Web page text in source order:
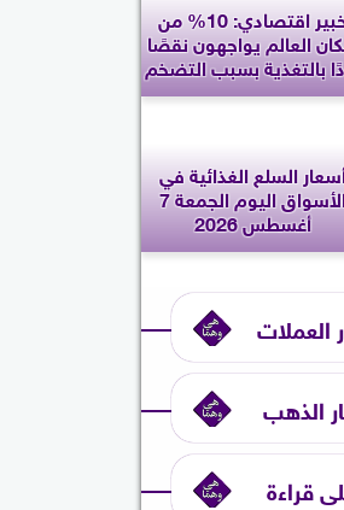
خبير اقتصادي: 10% من
العالم يواجهون نقصًا
بالتغذية بسبب التضخم
السلع الغذائية في
الأسواق اليوم الجمعة 7
أغسطس 2026
العملات
الذهب
قراءة